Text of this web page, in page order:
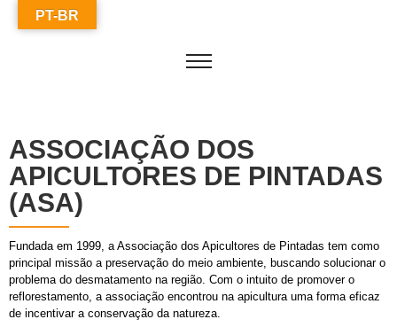
ASSOCIAÇÃO DOS
APICULTORES DE PINTADAS
(ASA)
Fundada em 1999, a Associação dos Apicultores de Pintadas tem como
principal missão a preservação do meio ambiente, buscando solucionar o
problema do desmatamento na região. Com o intuito de promover o
reflorestamento, a associação encontrou na apicultura uma forma eficaz
de incentivar a conservação da natureza.
PT-BR